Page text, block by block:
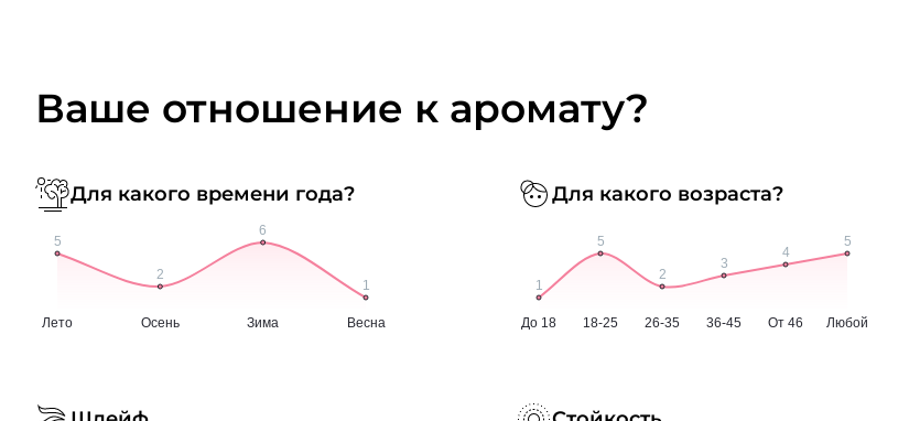
Ваше отношение к аромату?
Для какого времени года? Для какого возраста?